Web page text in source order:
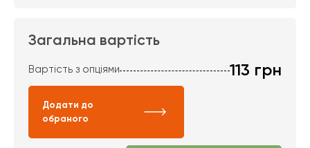
Загальна вартість
Вартість з опціями 113 грн
Додати до
обраного